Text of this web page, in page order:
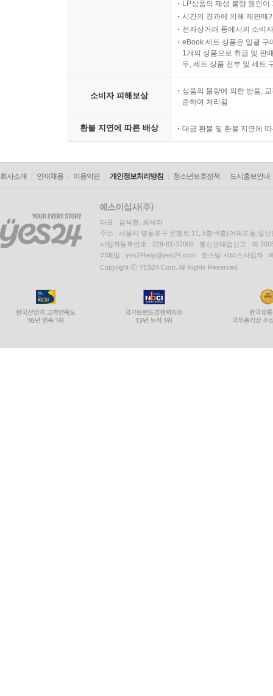
LP상품의 재생 불량 원인
시간의 경과에 의해 재판매
전자상거래 등에서의 소비
eBook 세트 상품은 일괄 구
1개의 상품으로 취급 및 판
우, 세트 상품 전부 및 세트
소비자 피해보상
상품의 불량에 의한 반품,
준하여 처리됨
환불 지연에 따른 배상 대금 환불 및 환불 지연에
회사소개 인재채용 이용약관 개인정보처리방침 청소년보호정책 도서홍보안내
대표 : 김석환, 최세라
주소 : 서울시 영등포구 은행로 11, 5층~6층(여의도동,일신
사업자등록번호 : 229-81-37000 통신판매업신고 : 제
이메일 : yes24help@yes24.com 호스팅 서비스사업자 :
Copyright ⓒ YES24 Corp. All Rights Reserved.